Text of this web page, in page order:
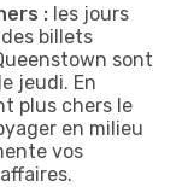
: les jours
billets
sont
jeudi. En
plus chers le
en milieu
vos